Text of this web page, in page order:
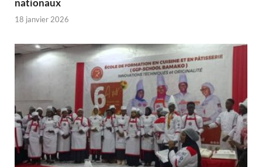
18 janvier 2026